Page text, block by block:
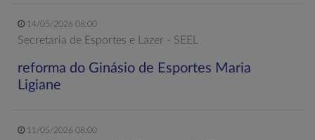
14/05/2026 08:00
Secretaria de Esportes e Lazer - SEEL
reforma do Ginásio de Esportes Maria
Ligiane
11/05/2026 08:00